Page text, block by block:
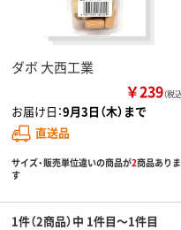
ダボ 大西工業
￥239（税
お届け日：9月3日（木）まで
直送品
サイズ・販売単位違いの商品が2商品ありま
す
1件（2商品）中 1件目～1件目